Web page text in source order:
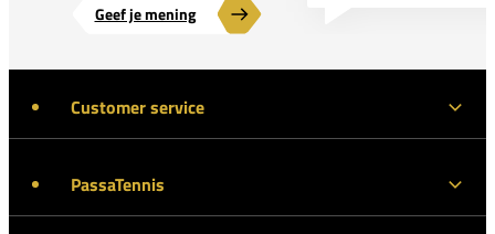
Geef je mening
Customer service
PassaTennis